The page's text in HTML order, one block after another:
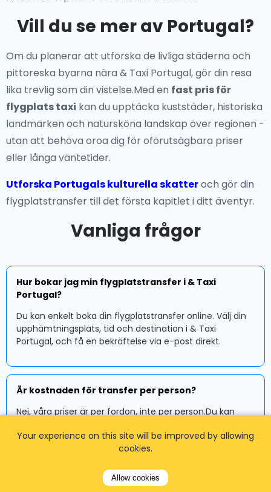
Vill du se mer av Portugal?
Om du planerar att utforska de livliga städerna och
pittoreska byarna nära & Taxi Portugal, gör din resa
lika trevlig som din vistelse.Med en fast pris för
flygplats taxi kan du upptäcka kuststäder, historiska
landmärken och natursköna landskap över regionen -
utan att behöva oroa dig för oförutsägbara priser
eller långa väntetider.
Utforska Portugals kulturella skatteroch gör din
flygplatstransfer till det första kapitlet i ditt äventyr.
Vanliga frågor
Hur bokar jag min flygplatstransfer i & Taxi
Portugal?
Du kan enkelt boka din flygplatstransfer online. Välj din
upphämtningsplats, tid och destination i & Taxi
Portugal, och få en bekräftelse via e-post direkt.
Är kostnaden för transfer per person?
Nej, våra priser är per fordon, inte per person.Du kan
Var träffar jag min förare?
Your experience on this site will be improved by allowing
cookies.
Allow cookies